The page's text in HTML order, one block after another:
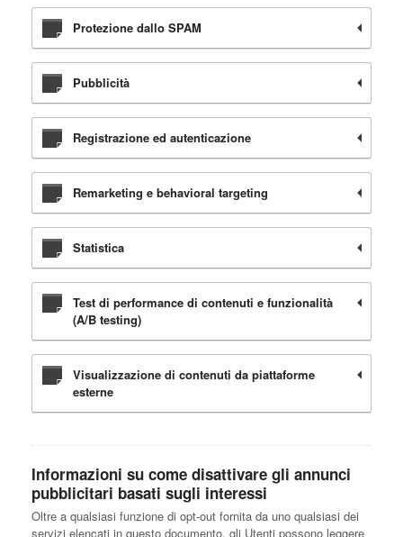
Protezione dallo SPAM
Pubblicità
Registrazione ed autenticazione
Remarketing e behavioral targeting
Statistica
Test di performance di contenuti e funzionalità
(A/B testing)
Visualizzazione di contenuti da piattaforme
esterne
Informazioni su come disattivare gli annunci
pubblicitari basati sugli interessi
Oltre a qualsiasi funzione di opt-out fornita da uno qualsiasi dei
servizi elencati in questo documento, gli Utenti possono leggere